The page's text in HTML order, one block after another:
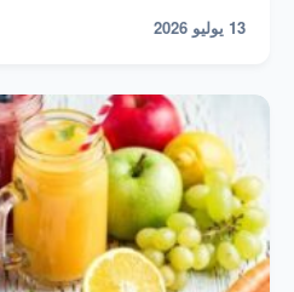
13 يوليو 2026